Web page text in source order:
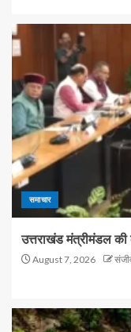
समाचार
उत्तराखंड मंत्रीमंडल की
August 7, 2026